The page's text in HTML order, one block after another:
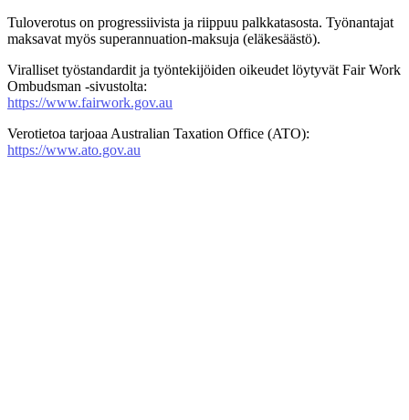
Tuloverotus on progressiivista ja riippuu palkkatasosta. Työnantajat
maksavat myös superannuation-maksuja (eläkesäästö).
Viralliset työstandardit ja työntekijöiden oikeudet löytyvät Fair Work
Ombudsman -sivustolta:
https://www.fairwork.gov.au
Verotietoa tarjoaa Australian Taxation Office (ATO):
https://www.ato.gov.au